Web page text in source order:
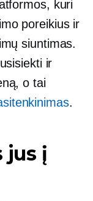
kuri
poreikius ir
siuntimas.
ir
o tai
.
jus į